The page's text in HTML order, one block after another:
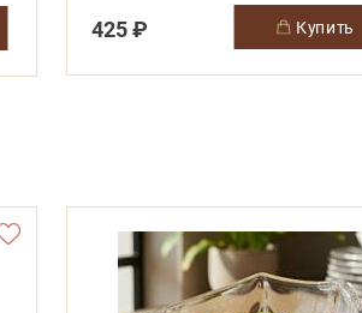
425 ₽
купить